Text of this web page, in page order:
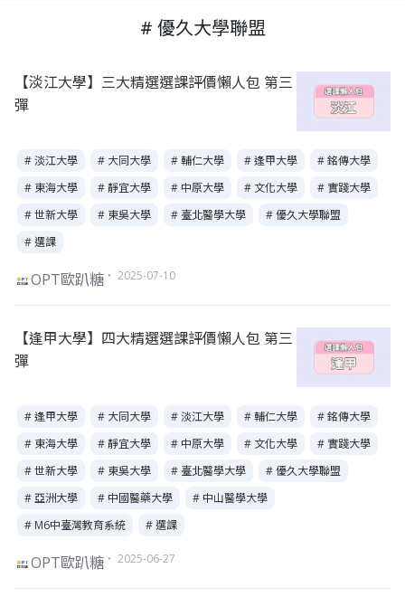
# 優久大學聯盟
【淡江大學】三大精選選課評價懶人包 第三
彈
# 淡江大學 # 大同大學 # 輔仁大學 # 逢甲大學
# 銘傳大學
# 東海大學
# 靜宜大學 # 中原大學 # 文化大學
# 實踐大學
# 世新大學
# 東吳大學 # 臺北醫學大學
# 優久大學聯盟
# 選課
OPT歐趴糖 ・ 2025-07-10
【逢甲大學】四大精選選課評價懶人包 第三
彈
# 逢甲大學 # 大同大學 # 淡江大學 # 輔仁大學
# 銘傳大學
# 東海大學
# 靜宜大學 # 中原大學 # 文化大學
# 實踐大學
# 世新大學
# 東吳大學 # 臺北醫學大學
# 優久大學聯盟
# 亞洲大學
# 中國醫藥大學
# 中山醫學大學
# M6中臺灣教育系統
# 選課
OPT歐趴糖 ・ 2025-06-27